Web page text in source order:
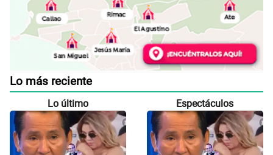
Lo más reciente
Lo último Espectáculos